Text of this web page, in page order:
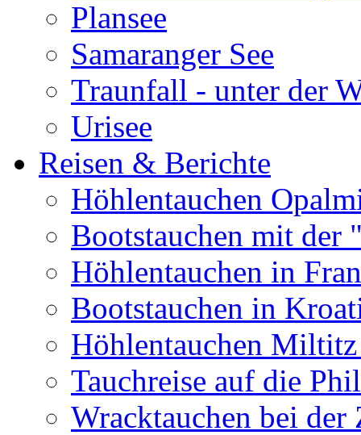
Plansee
Samaranger See
Traunfall - unter der
Urisee
Reisen & Berichte
Höhlentauchen
Bootstauchen mit
Höhlentauchen in
Bootstauchen in
Höhlentauchen
Tauchreise auf die
Wracktauchen bei der